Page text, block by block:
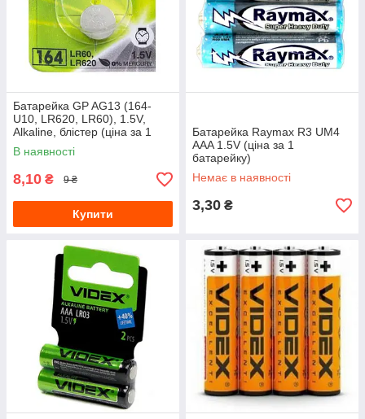
Батарейка GP AG13 (164-
U10, LR620, LR60), 1.5V,
Alkaline, блістер (ціна за 1
батарейку)
В наявності
8,10 ₴ 9 ₴
Купити
Батарейка Raymax R3 UM4
AAA 1.5V (ціна за 1
батарейку)
Немає в наявності
3,30 ₴